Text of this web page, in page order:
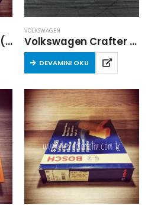
Volkswagen Arteon (3H7, 3H8) 2017-2020 Arası 2.0 TDI 4motion Hava Filtresi
VOLKSWAGEN
Volkswagen Crafter (SZ) 2017 Sonrası 2.0 Dizel Hava Filtresi
DEVAMINI OKU